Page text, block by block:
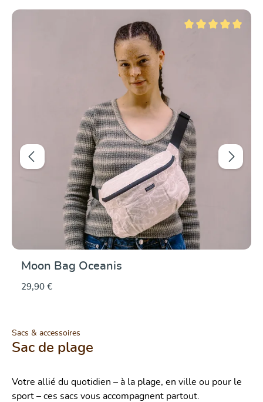
Ignorer la galerie de produits
Moon Bag Oceanis
29,90 €
Sacs & accessoires
Sac de plage
Votre allié du quotidien – à la plage, en ville ou pour le
sport – ces sacs vous accompagnent partout.